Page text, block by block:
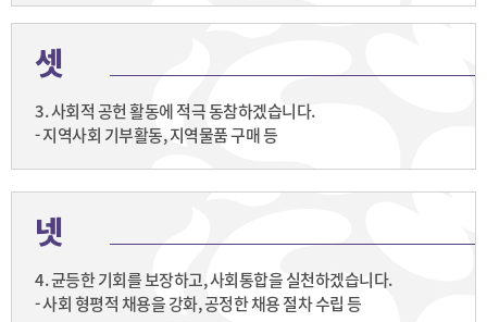
셋
3. 사회적 공헌 활동에 적극 동참하겠습니다.
- 지역사회 기부활동, 지역물품 구매 등
넷
4. 균등한 기회를 보장하고, 사회통합을 실천하겠습니다.
- 사회 형평적 채용을 강화, 공정한 채용 절차 수립 등